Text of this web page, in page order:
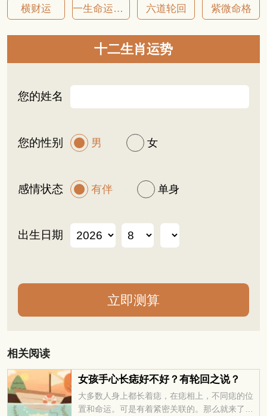
横财运 一生命运详批 六道轮回 紫微命格
十二生肖运势
您的姓名
您的性别 男 女
感情状态 有伴 单身
出生日期
相关阅读
女孩手心长痣好不好？有轮回之说？
大多数人身上都长着痣，在痣相上，不同痣的位
置和命运。可是有着紧密关联的。那么就来了